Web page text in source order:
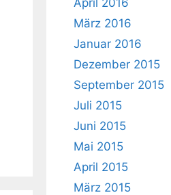
März 2016
Januar 2016
Dezember 2015
September 2015
Juli 2015
Juni 2015
Mai 2015
April 2015
März 2015